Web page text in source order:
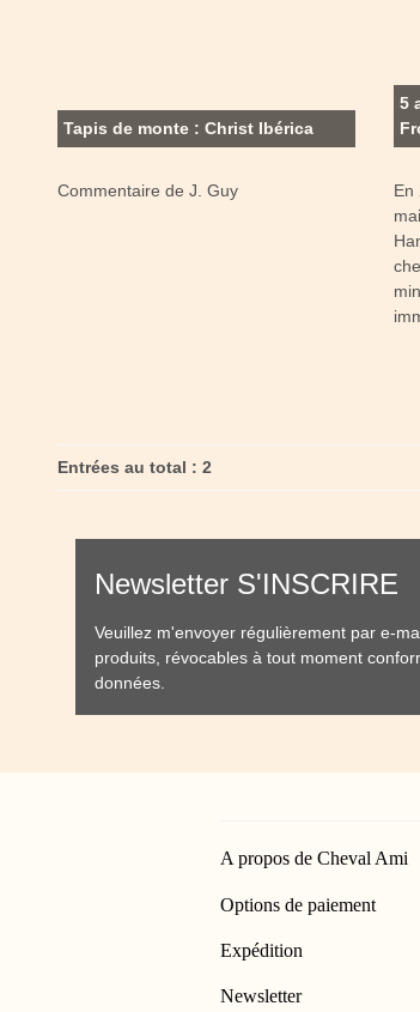
Tapis de monte : Christ Ibérica
Commentaire de J. Guy
5
En
Entrées au total : 2
Newsletter S'INSCRIRE
Veuillez m'envoyer régulièrement par e-
produits, révocables à tout moment
données
A propos de Cheval Ami
Options de paiement
Expédition
Newsletter